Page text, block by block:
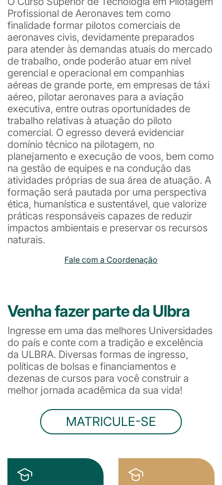
Profissional de Aeronaves tem como
finalidade formar pilotos comerciais de
aeronaves civis, devidamente preparados
para atender às demandas atuais do mercado
de trabalho, onde poderão atuar em nível
gerencial e operacional em companhias
aéreas de grande porte, em empresas de táxi
aéreo, pilotar aeronaves para a aviação
executiva, entre outras oportunidades de
trabalho relativas à atuação do piloto
comercial. O egresso deverá evidenciar
domínio técnico na pilotagem, no
planejamento e execução de voos, bem como
na gestão de equipes e na condução das
atividades próprias de sua área de atuação. A
formação será pautada por uma perspectiva
ética, humanística e sustentável, que valorize
práticas responsáveis capazes de reduzir
impactos ambientais e preservar os recursos
naturais.
Fale com a Coordenação
Venha fazer parte da Ulbra
Ingresse em uma das melhores Universidades
do país e conte com a tradição e excelência
da ULBRA. Diversas formas de ingresso,
políticas de bolsas e financiamentos e
dezenas de cursos para você construir a
melhor jornada acadêmica da sua vida!
MATRICULE-SE